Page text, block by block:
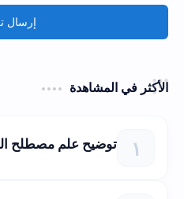
إرسال
الأكثر في المشاهدة
توضيح علم مصطلح